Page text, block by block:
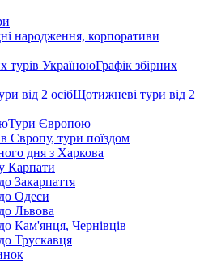
народження, корпоративи
Графік збірних
Щотижневі тури від 2
Тури Європою
Європу, тури поїздом
дня з Харкова
Карпати
Закарпаття
Одеси
Львова
Кам'янця, Чернівців
Трускавця